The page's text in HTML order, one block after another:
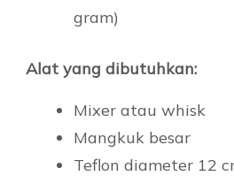
gram)
Alat yang dibutuhkan:
Mixer atau whisk
Mangkuk besar
Teflon diameter 12